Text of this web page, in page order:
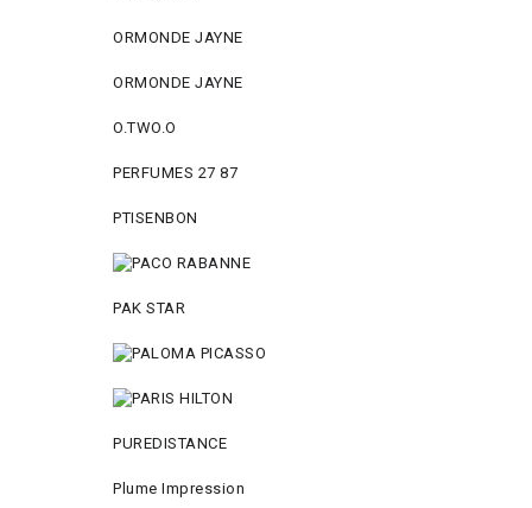
ORMONDE JAYNE
ORMONDE JAYNE
O.TWO.O
PERFUMES 27 87
PTISENBON
PAK STAR
PUREDISTANCE
Plume Impression